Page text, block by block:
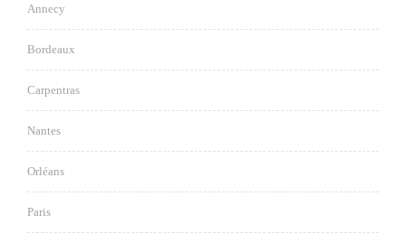
Annecy
Bordeaux
Carpentras
Nantes
Orléans
Paris